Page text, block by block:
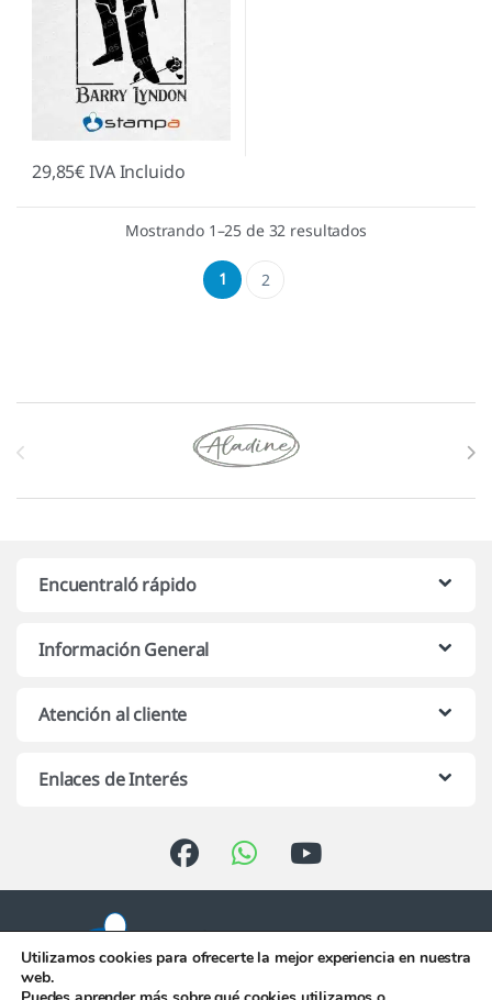
29,85€IVA Incluido
Mostrando 1–25 de 32 resultados
1 2
Marcas De Carrusel
Encuentraló rápido
Información General
Atención al cliente
Enlaces de Interés
Utilizamos cookies para ofrecerte la mejor experiencia en nuestra
web.